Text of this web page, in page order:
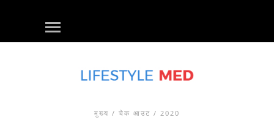
मुख्य / चेक आउट / 2020